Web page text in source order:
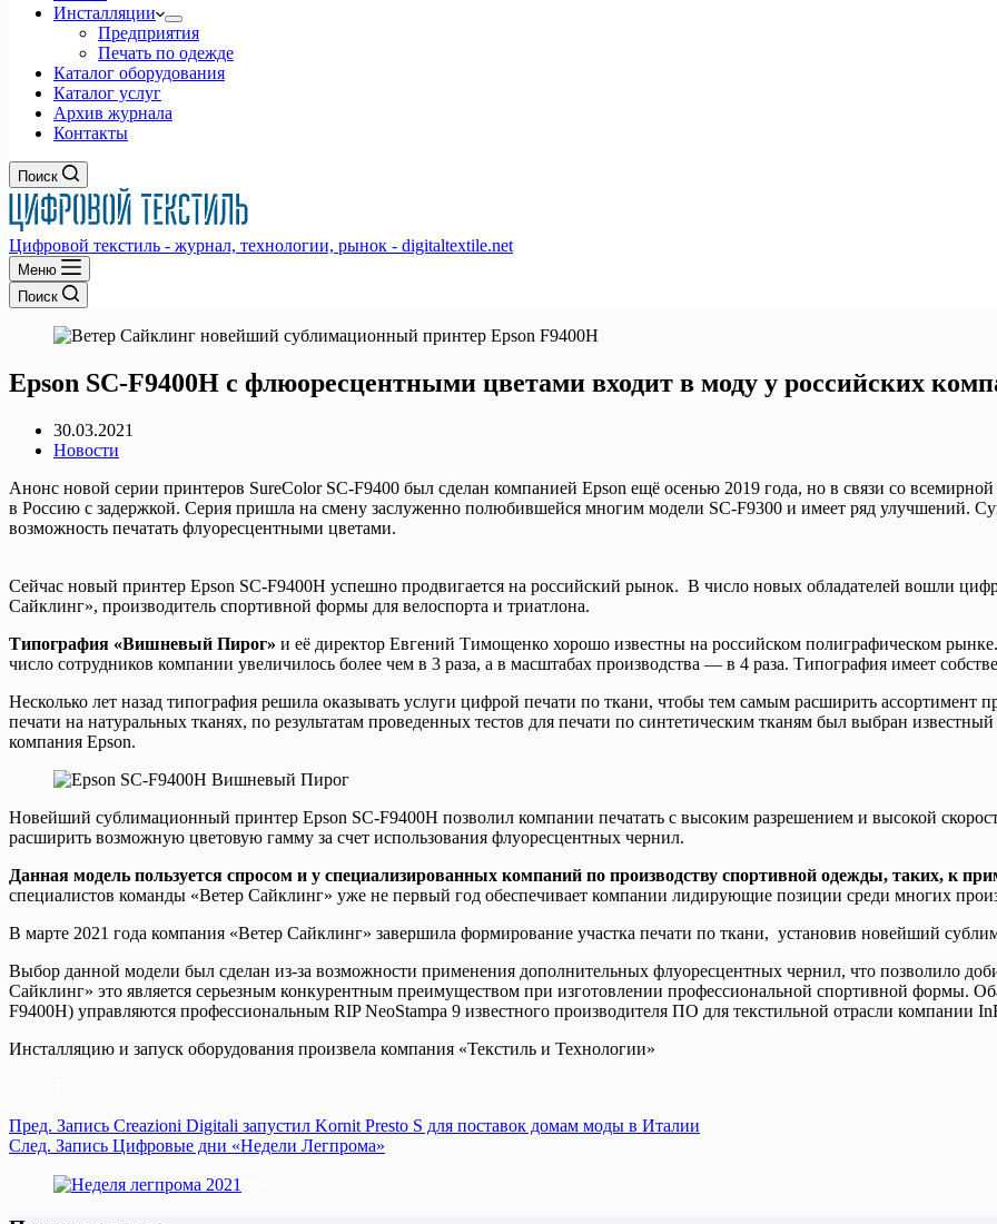
Инсталляции
Предприятия
Печать по одежде
Каталог оборудования
Каталог услуг
Архив журнала
Контакты
Поиск
Цифровой текстиль - журнал, технологии, рынок - digitaltextile.net
Меню
Поиск
Epson SC-F9400H с флюоресцентными цветами входит в моду у российских
30.03.2021
Новости
Анонс новой серии принтеров SureColor SC-F9400 был сделан компанией Epson ещё осенью 2019 года, но в связи со
в Россию с задержкой. Серия пришла на смену заслуженно полюбившейся многим модели SC-F9300 и имеет ряд улучшений.
возможность печатать флуоресцентными цветами.
Сейчас новый принтер Epson SC-F9400H успешно продвигается на российский рынок. В число новых обладателей вошли
Сайклинг», производитель спортивной формы для велоспорта и триатлона.
Типография «Вишневый Пирог» и её директор Евгений Тимощенко хорошо известны на российском полиграфическом
число сотрудников компании увеличилось более чем в 3 раза, а в масштабах производства — в 4 раза. Типография имеет
Несколько лет назад типография решила оказывать услуги цифрой печати по ткани, чтобы тем самым расширить ассортимент
печати на натуральных тканях, по результатам проведенных тестов для печати по синтетическим тканям был выбран
компания Epson.
Новейший сублимационный принтер Epson SC-F9400H позволил компании печатать с высоким разрешением и высокой
расширить возможную цветовую гамму за счет использования флуоресцентных чернил.
Данная модель пользуется спросом и у специализированных компаний по производству спортивной одежды, таких, к
специалистов команды «Ветер Сайклинг» уже не первый год обеспечивает компании лидирующие позиции среди многих
В марте 2021 года компания «Ветер Сайклинг» завершила формирование участка печати по ткани, установив новейший
Выбор данной модели был сделан из-за возможности применения дополнительных флуоресцентных чернил, что позволило
Сайклинг» это является серьезным конкурентным преимуществом при изготовлении профессиональной спортивной формы.
F9400H) управляются профессиональным RIP NeoStampa 9 известного производителя ПО для текстильной отрасли компании
Инсталляцию и запуск оборудования произвела компания «Текстиль и Технологии»
Пред. Запись Creazioni Digitali запустил Kornit Presto S для поставок домам моды в Италии
След. Запись Цифровые дни «Недели Легпрома»